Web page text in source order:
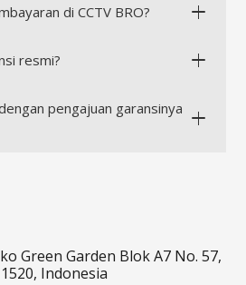
di CCTV BRO?
resmi?
pengajuan garansinya
Green Garden Blok A7 No. 57,
Indonesia